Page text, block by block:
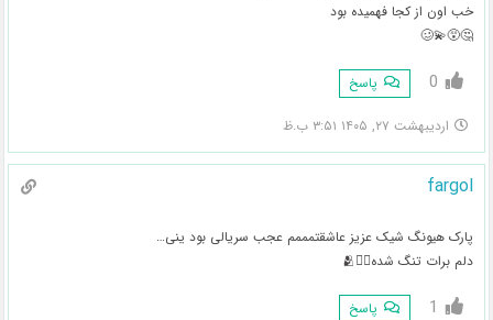
خب اون از کجا فهمیده بود
🤔😵‍💫🥴
0 پاسخ
اردیبهشت ۲۷, ۱۴۰۵ ۳:۵۱ ب.ظ
fargol
پارک هیونگ شیک عزیز عاشقتمممم عجب سریالی بود ینی…
دلم برات تنگ شده❤️‍🔥🫂
1 پاسخ